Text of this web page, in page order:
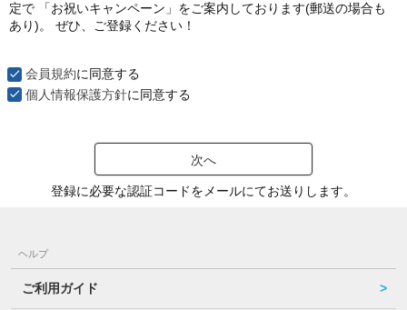
定で 「お祝いキャンペーン」をご案内しております(郵送の場合も
あり)。 ぜひ、ご登録ください！
会員規約に同意する
個人情報保護方針に同意する
次へ
登録に必要な認証コードをメールにてお送りします。
ヘルプ
ご利用ガイド